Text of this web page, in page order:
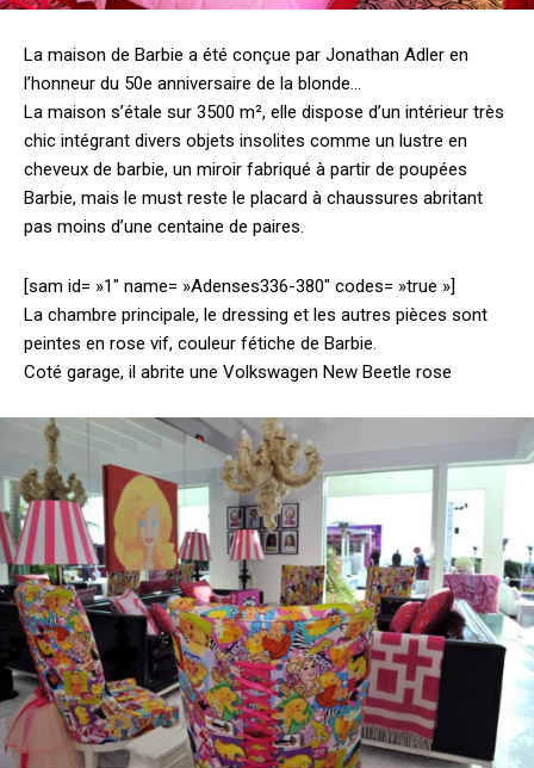
La maison de Barbie a été conçue par Jonathan Adler en
l’honneur du 50e anniversaire de la blonde…
La maison s’étale sur 3500 m², elle dispose d’un intérieur très
chic intégrant divers objets insolites comme un lustre en
cheveux de barbie, un miroir fabriqué à partir de poupées
Barbie, mais le must reste le placard à chaussures abritant
pas moins d’une centaine de paires.
[sam id= »1″ name= »Adenses336-380″ codes= »true »]
La chambre principale, le dressing et les autres pièces sont
peintes en rose vif, couleur fétiche de Barbie.
Coté garage, il abrite une Volkswagen New Beetle rose